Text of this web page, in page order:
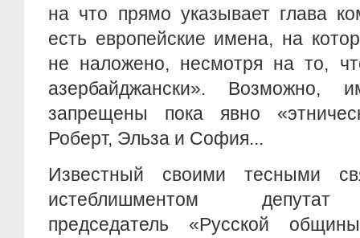
на что прямо указывает глава
есть европейские имена, на
не наложено, несмотря на то,
азербайджански». Возможно,
запрещены пока явно
Роберт, Эльза и София...
Известный своими тесными
истеблишментом депутат
председатель «Русской